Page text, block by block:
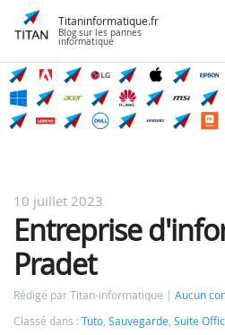
Titaninformatique.fr
Blog sur les pannes
informatique
10 juillet 2023
Entreprise
Pradet
Rédigé par Titan-informatique
Aucun
Classé dans : Tuto, Sauvegarde, Suite